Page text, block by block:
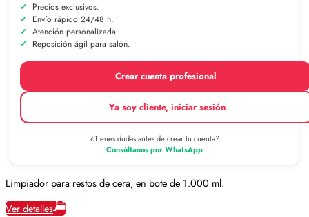
Precios exclusivos.
Envío rápido 24/48 h.
Atención personalizada.
Reposición ágil para salón.
Crear cuenta profesional
Ya soy cliente, iniciar sesión
¿Tienes dudas antes de crear tu cuenta?
Consúltanos por WhatsApp
Limpiador para restos de cera, en bote de 1.000 ml.
Ver detalles